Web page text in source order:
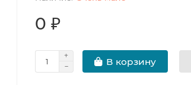
0 ₽
В корзину